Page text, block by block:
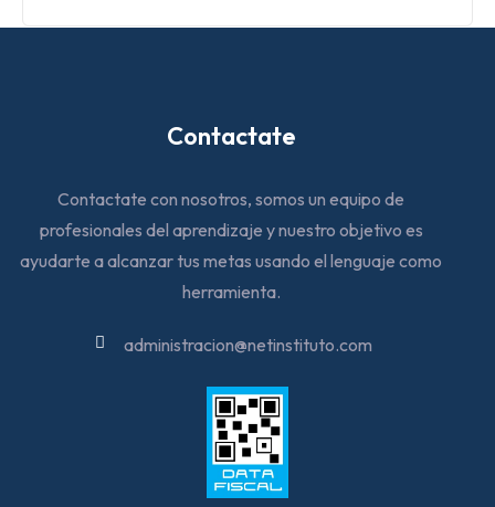
Contactate
Contactate con nosotros, somos un equipo de
profesionales del aprendizaje y nuestro objetivo es
ayudarte a alcanzar tus metas usando el lenguaje como
herramienta.
administracion@netinstituto.com